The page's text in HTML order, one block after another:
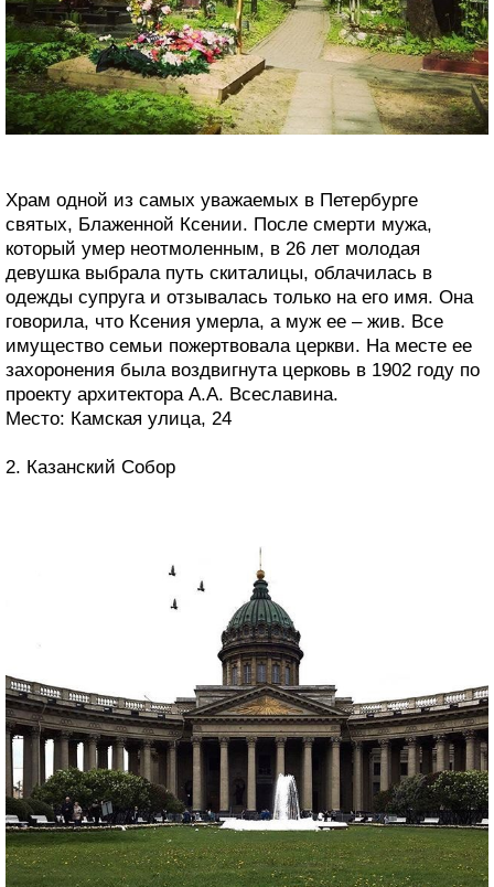
Храм одной из самых уважаемых в Петербурге
святых, Блаженной Ксении. После смерти мужа,
который умер неотмоленным, в 26 лет молодая
девушка выбрала путь скиталицы, облачилась в
одежды супруга и отзывалась только на его имя. Она
говорила, что Ксения умерла, а муж ее – жив. Все
имущество семьи пожертвовала церкви. На месте ее
захоронения была воздвигнута церковь в 1902 году по
проекту архитектора А.А. Всеславина.
Место: Камская улица, 24
2. Казанский Собор